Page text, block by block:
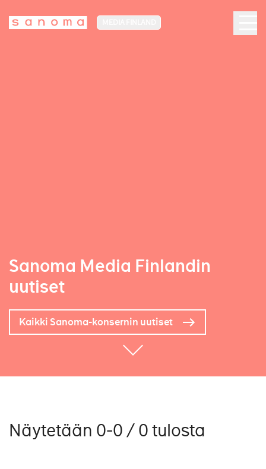
Sanoma Media Finlandin
uutiset
Kaikki Sanoma-konsernin uutiset
Näytetään 0-0 / 0 tulosta